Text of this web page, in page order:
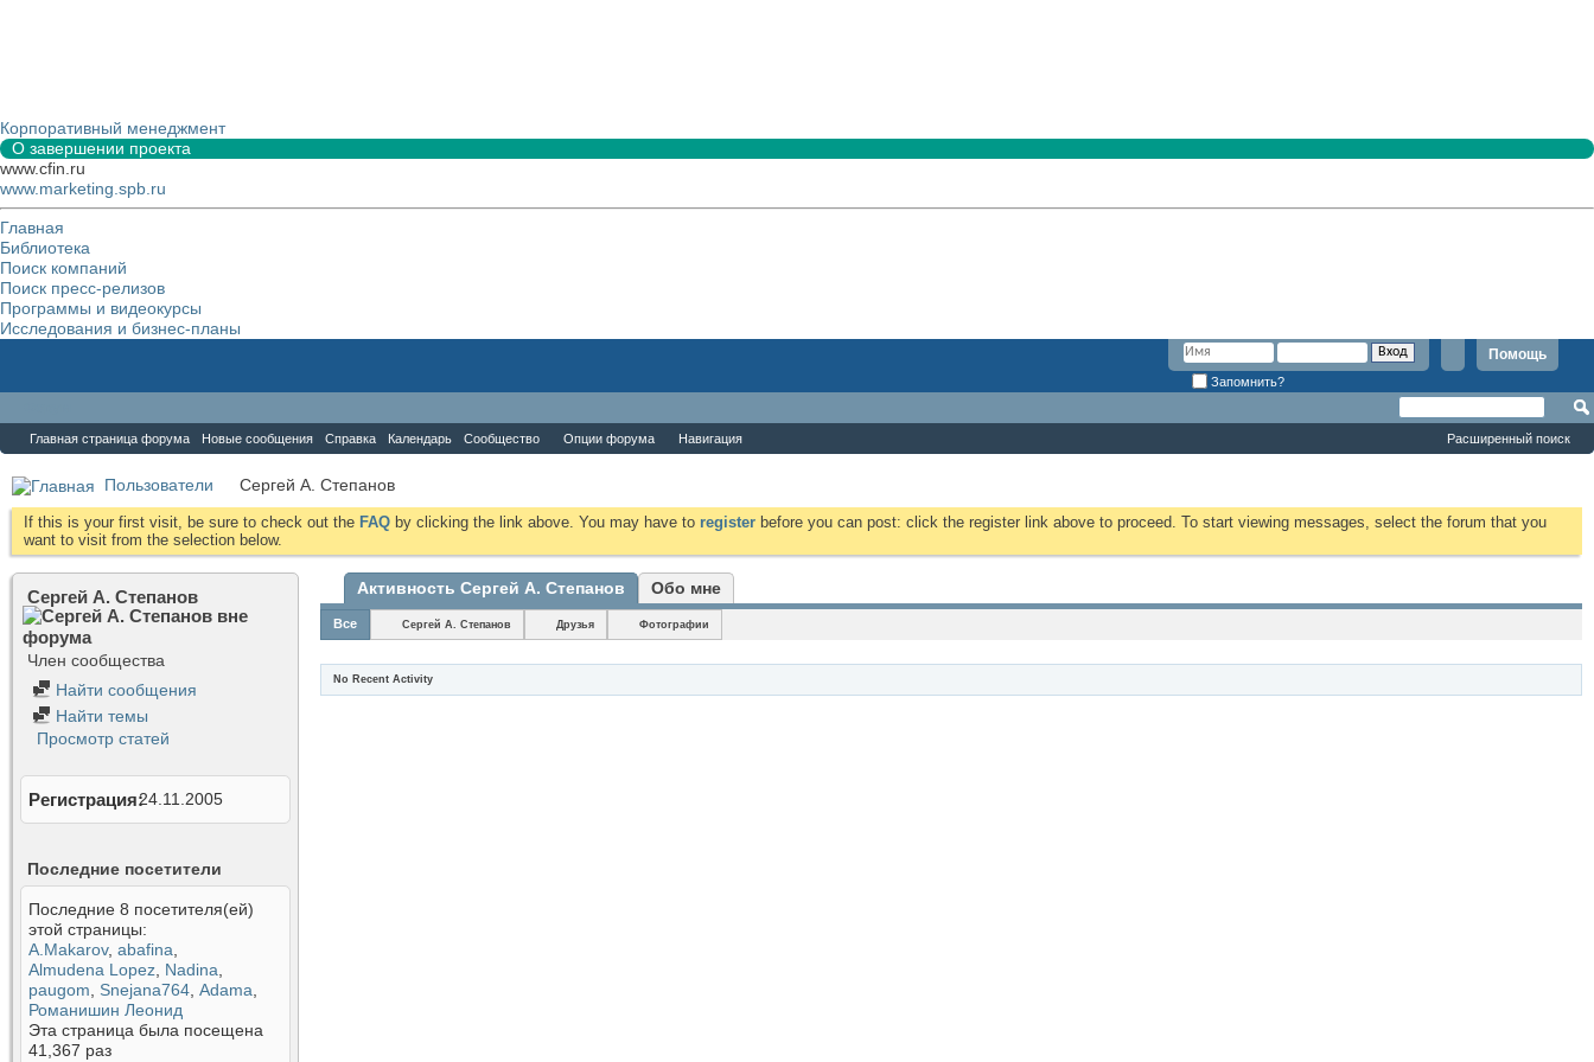
Корпоративный менеджмент
О завершении проекта
www.cfin.ru
www.marketing.spb.ru
Главная
Библиотека
Поиск компаний
Поиск пресс-релизов
Программы и видеокурсы
Исследования и бизнес-планы
Помощь
Запомнить?
Главная страница форума Новые сообщения Справка Календарь Сообщество Опции форума Навигация Расширенный поиск
Пользователи Сергей А. Степанов
If this is your first visit, be sure to check out the FAQ by clicking the link above. You may have to register before you can post: click the register link above to proceed. To start viewing messages, select the forum that you
want to visit from the selection below.
Сергей А. Степанов
Член сообщества
Найти сообщения
Найти темы
Просмотр статей
Регистрация24.11.2005
Последние посетители
Последние 8 посетителя(ей)
этой страницы:
A.Makarov, abafina
Almudena Lopez Nadina
paugom
Snejana764 Аdama
Романишин Леонид
Эта страница была посещена
41,367 раз
Активность Сергей А. Степанов Обо мне
Все Сергей А. Степанов Друзья Фотографии
No Recent Activity